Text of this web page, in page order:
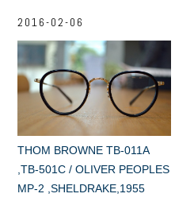
2016-02-06
THOM BROWNE TB-011A
,TB-501C / OLIVER PEOPLES
MP-2 ,SHELDRAKE,1955